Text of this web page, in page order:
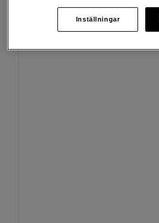
Passande tillbehör
Inställningar